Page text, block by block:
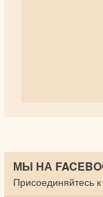
МЫ НА
Присоединяйтесь